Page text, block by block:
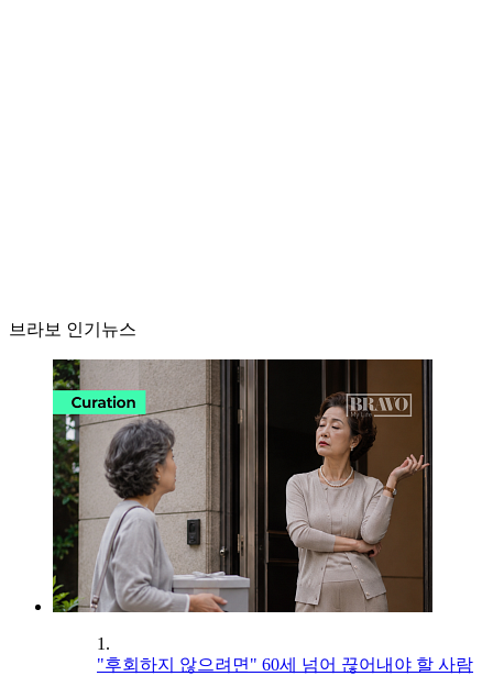
브라보 인기뉴스
1.
"후회하지 않으려면" 60세 넘어 끊어내야 할 사람